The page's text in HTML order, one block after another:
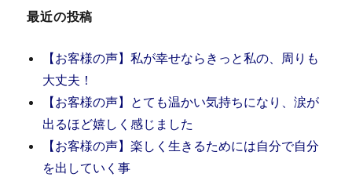
最近の投稿
【お客様の声】私が幸せならきっと私の、周りも
大丈夫！
【お客様の声】とても温かい気持ちになり、涙が
出るほど嬉しく感じました
【お客様の声】楽しく生きるためには自分で自分
を出していく事